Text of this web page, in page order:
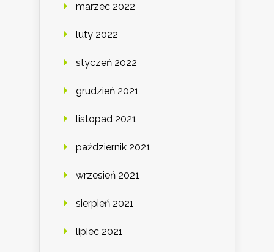
marzec 2022
luty 2022
styczeń 2022
grudzień 2021
listopad 2021
październik 2021
wrzesień 2021
sierpień 2021
lipiec 2021